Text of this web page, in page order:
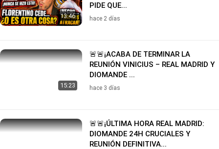
13:46
PIDE QUE...
hace 2 días
15:23
🚨🚨¡ACABA DE TERMINAR LA
REUNIÓN VINICIUS – REAL MADRID Y
DIOMANDE ...
hace 3 días
🚨🚨¡ÚLTIMA HORA REAL MADRID:
DIOMANDE 24H CRUCIALES Y
REUNIÓN DEFINITIVA...